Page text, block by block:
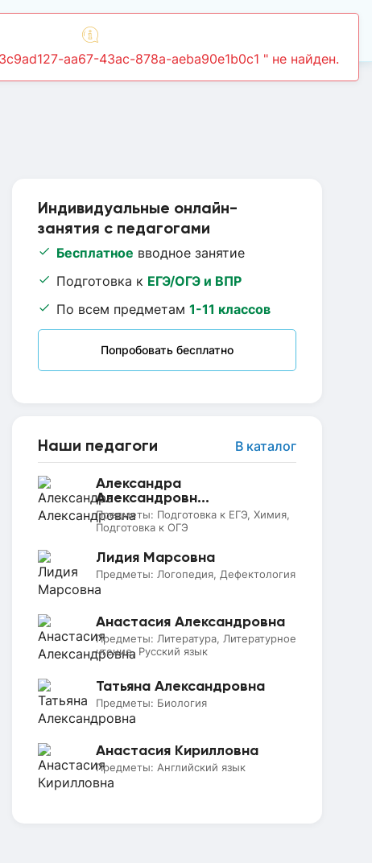
Индивидуальные онлайн-
занятия с педагогами
Бесплатное вводное занятие
Подготовка к ЕГЭ/ОГЭ и ВПР
По всем предметам 1-11 классов
Попробовать бесплатно
Наши педагоги В каталог
Александра
Александровн...
Предметы: Подготовка к ЕГЭ, Химия,
Подготовка к ОГЭ
Лидия Марсовна
Предметы: Логопедия, Дефектология
Анастасия Александровна
Предметы: Литература, Литературное
чтение, Русский язык
Татьяна Александровна
Предметы: Биология
Анастасия Кирилловна
Предметы: Английский язык